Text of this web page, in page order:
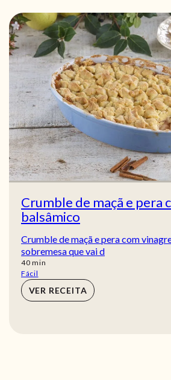
Crumble de maçã e pera
balsâmico
Crumble de maçã e pera com
sobremesa que vai d
40min
min
Fácil
VER RECEITA